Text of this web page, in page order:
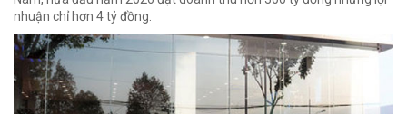
nhuận chỉ hơn 4 tỷ đồng.